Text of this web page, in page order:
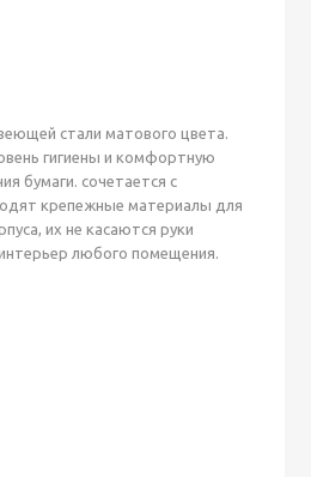
стали матового цвета.
гигиены и комфортную
бумаги. сочетается с
крепежные материалы для
их не касаются руки
любого помещения.